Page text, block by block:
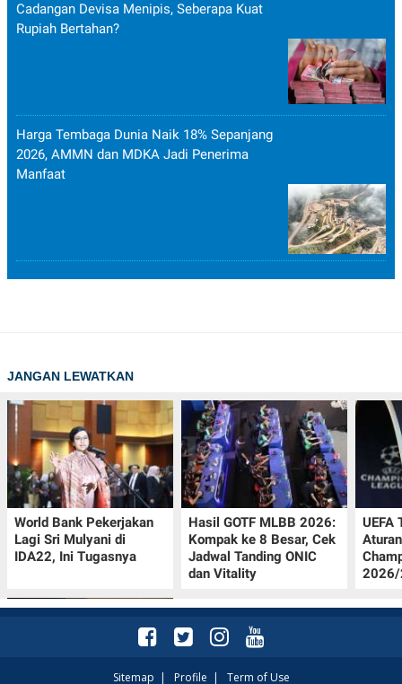
Cadangan Devisa Menipis, Seberapa Kuat
Rupiah Bertahan?
Harga Tembaga Dunia Naik 18% Sepanjang
2026, AMMN dan MDKA Jadi Penerima
Manfaat
JANGAN LEWATKAN
World Bank Pekerjakan
Lagi Sri Mulyani di
IDA22, Ini Tugasnya
Hasil GOTF MLBB 2026:
Kompak ke 8 Besar, Cek
Jadwal Tanding ONIC
dan Vitality
UEFA
2026/
Sitemap | Profile | Term of Use